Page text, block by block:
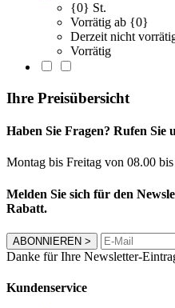
{0} St.
Vorrätig ab {0}
Derzeit nicht
Vorrätig
Ihre Preisübersicht
Haben Sie Fragen? Rufen Sie
Montag bis Freitag von 08.00
Melden Sie sich für den
Rabatt.
ABONNIEREN >
Danke für Ihre Newsletter-
Kundenservice